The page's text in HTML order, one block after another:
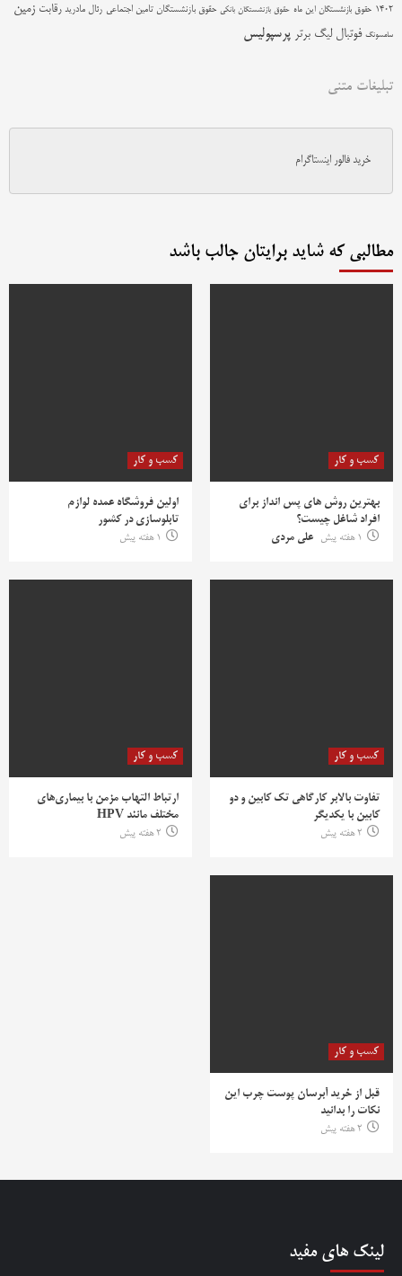
1402 حقوق بازنشستگان این ماه حقوق بازنشستگان بانکی حقوق بازنشستگان تامین اجتماعی رئال مادرید رقابت زمین
سامسونگ فوتبال لیگ برتر پرسپولیس
تبلیغات متنی
خرید فالور اینستاگرام
مطالبی که شاید برایتان جالب باشد
کسب و کار
بهترین روش‌ های پس‌ انداز برای
افراد شاغل چیست؟
1 هفته پیش
علی مردی
کسب و کار
اولین فروشگاه عمده لوازم
تابلوسازی در کشور
1 هفته پیش
کسب و کار
تفاوت بالابر کارگاهی تک کابین و دو
کابین با یکدیگر
2 هفته پیش
کسب و کار
ارتباط التهاب مزمن با بیماری‌های
مختلف مانند HPV
2 هفته پیش
کسب و کار
قبل از خرید آبرسان پوست چرب این
نکات را بدانید
2 هفته پیش
لینک های مفید